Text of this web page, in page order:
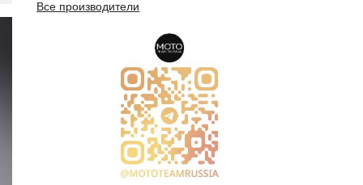
Все производители